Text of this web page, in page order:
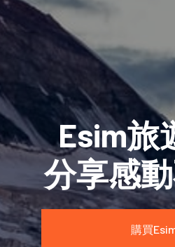
Esim旅
分享感
購買